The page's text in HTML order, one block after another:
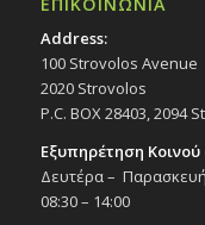
Address:
100 Strovolos Avenue
2020 Strovolos
P.C. BOX 28403, 2094
Εξυπηρέτηση
Δευτέρα –
08:30 – 14:00